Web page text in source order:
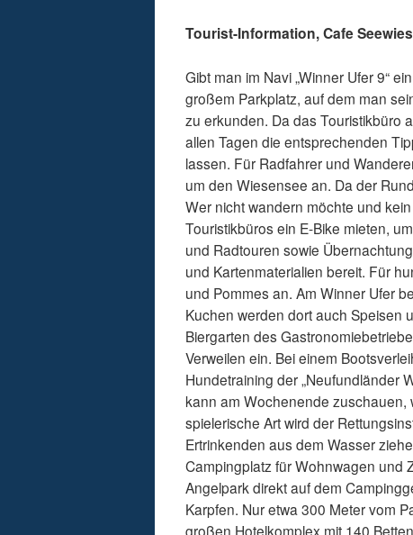
Tourist-Information, Cafe
Gibt man im Navi „Winner Ufer 9“
großem Parkplatz, auf dem man
zu erkunden. Da das Touristikbüro
allen Tagen die entsprechenden
lassen. Für Radfahrer und
um den Wiesensee an. Da der
Wer nicht wandern möchte und
Touristikbüros ein E-Bike mieten,
und Radtouren sowie
und Kartenmaterialien bereit. Für
und Pommes an. Am Winner Ufer
Kuchen werden dort auch Speisen
Biergarten des
Verweilen ein. Bei einem
Hundetraining der „Neufundländer
kann am Wochenende zuschauen,
spielerische Art wird der
Ertrinkenden aus dem Wasser
Campingplatz für Wohnwagen und
Angelpark direkt auf dem
Karpfen. Nur etwa 300 Meter vom
großen Hotelkomplex mit 140